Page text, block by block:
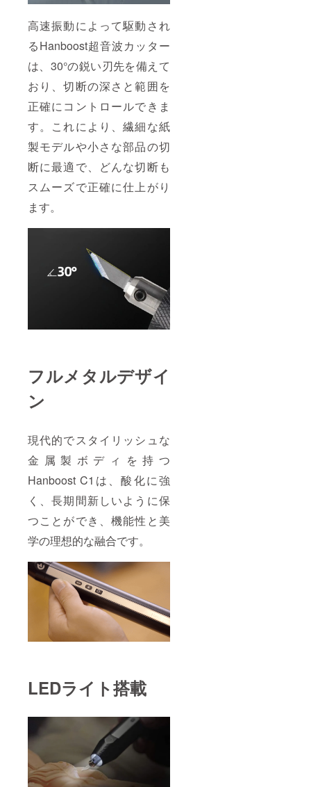
高速振動によって駆動され
るHanboost超音波カッター
は、30°の鋭い刃先を備えて
おり、切断の深さと範囲を
正確にコントロールできま
す。これにより、繊細な紙
製モデルや小さな部品の切
断に最適で、どんな切断も
スムーズで正確に仕上がり
ます。
フルメタルデザイ
ン
現代的でスタイリッシュな
金属製ボディを持つ
Hanboost C1は、酸化に強
く、長期間新しいように保
つことができ、機能性と美
学の理想的な融合です。
LEDライト搭載